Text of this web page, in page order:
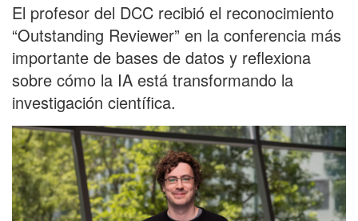
El profesor del DCC recibió el reconocimiento
“Outstanding Reviewer” en la conferencia más
importante de bases de datos y reflexiona
sobre cómo la IA está transformando la
investigación científica.